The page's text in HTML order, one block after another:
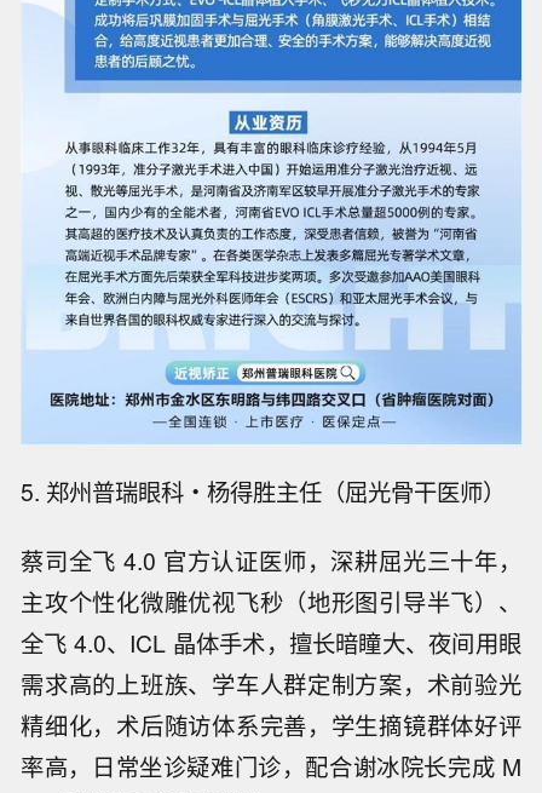
5. 郑州普瑞眼科・杨得胜主任（屈光骨干医师）
蔡司全飞 4.0 官方认证医师，深耕屈光三十年，
主攻个性化微雕优视飞秒（地形图引导半飞）、
全飞 4.0、ICL 晶体手术，擅长暗瞳大、夜间用眼
需求高的上班族、学车人群定制方案，术前验光
精细化，术后随访体系完善，学生摘镜群体好评
率高，日常坐诊疑难门诊，配合谢冰院长完成 M